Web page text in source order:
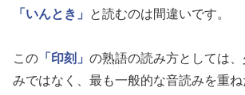
「いんとき」
と読むのは間違いです。
この 「印刻」 の熟語の読み方としては
みではなく、最も一般的な音読みを重